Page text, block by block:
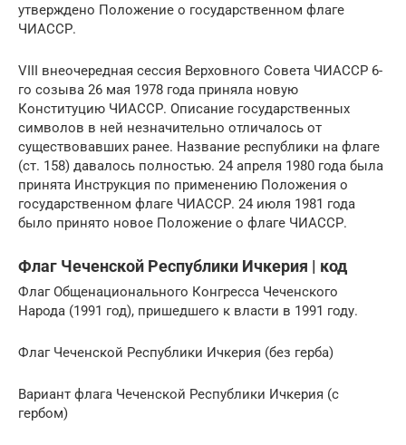
утверждено Положение о государственном флаге
ЧИАССР.
VIII внеочередная сессия Верховного Совета ЧИАССР 6-
го созыва 26 мая 1978 года приняла новую
Конституцию ЧИАССР. Описание государственных
символов в ней незначительно отличалось от
существовавших ранее. Название республики на флаге
(ст. 158) давалось полностью. 24 апреля 1980 года была
принята Инструкция по применению Положения о
государственном флаге ЧИАССР. 24 июля 1981 года
было принято новое Положение о флаге ЧИАССР.
Флаг Чеченской Республики Ичкерия | код
Флаг Общенационального Конгресса Чеченского
Народа (1991 год), пришедшего к власти в 1991 году.
Флаг Чеченской Республики Ичкерия (без герба)
Вариант флага Чеченской Республики Ичкерия (с
гербом)